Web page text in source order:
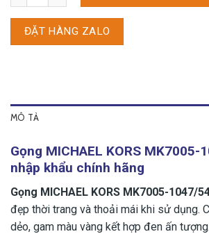
ĐẶT HÀNG ZALO
MÔ TẢ
Gọng MICHAEL KORS MK7005-
nhập khẩu chính hãng
Gọng MICHAEL KORS MK7005-1047/
đẹp thời trang và thoải mái khi sử dụng.
dẻo, gam màu vàng kết hợp đen ấn